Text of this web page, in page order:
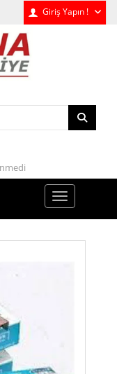
Giriş Yapın !